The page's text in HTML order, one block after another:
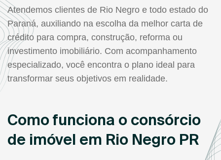
Atendemos clientes de Rio Negro e todo estado do
Paraná, auxiliando na escolha da melhor carta de
crédito para compra, construção, reforma ou
investimento imobiliário. Com acompanhamento
especializado, você encontra o plano ideal para
transformar seus objetivos em realidade.
Como funciona o consórcio
de imóvel em Rio Negro PR